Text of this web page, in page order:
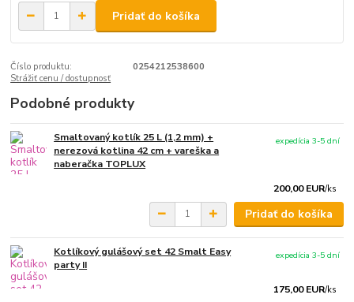
Pridať do košíka
Číslo produktu:
0254212538600
Strážiť cenu / dostupnosť
Podobné produkty
Smaltovaný kotlík 25 L (1,2 mm) +
nerezová kotlina 42 cm + vareška a
naberačka TOPLUX
200,00 EUR/ks
expedícia 3-5 dní
Pridať do košíka
Kotlíkový gulášový set 42 Smalt Easy
party II
175,00 EUR/ks
expedícia 3-5 dní